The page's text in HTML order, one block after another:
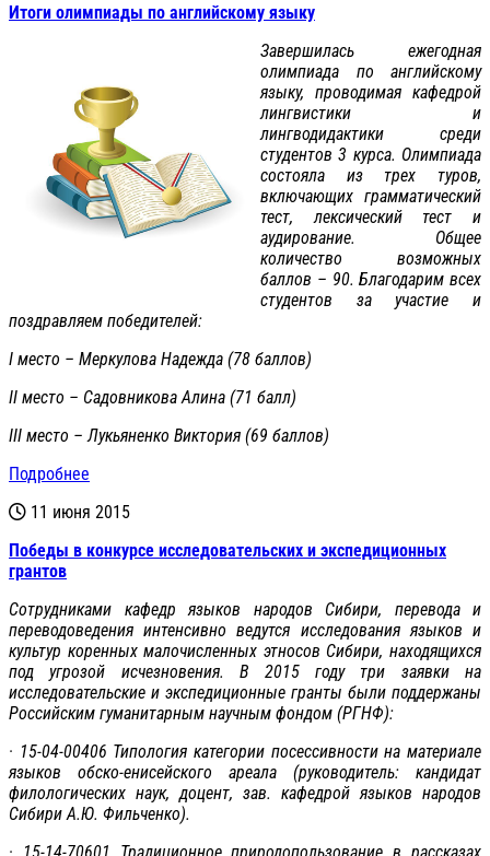
Итоги олимпиады по английскому языку
Завершилась ежегодная
олимпиада по английскому
языку, проводимая кафедрой
лингвистики и
лингводидактики среди
студентов 3 курса. Олимпиада
состояла из трех туров,
включающих грамматический
тест, лексический тест и
аудирование. Общее
количество возможных
баллов – 90. Благодарим всех
студентов за участие и
поздравляем победителей:
I место – Меркулова Надежда (78 баллов)
II место – Садовникова Алина (71 балл)
III место – Лукьяненко Виктория (69 баллов)
Подробнее
11 июня 2015
Победы в конкурсе исследовательских и экспедиционных
грантов
Сотрудниками кафедр языков народов Сибири, перевода и
переводоведения интенсивно ведутся исследования языков и
культур коренных малочисленных этносов Сибири, находящихся
под угрозой исчезновения. В 2015 году три заявки на
исследовательские и экспедиционные гранты были поддержаны
Российским гуманитарным научным фондом (РГНФ):
· 15-04-00406 Типология категории посессивности на материале
языков обско-енисейского ареала (руководитель: кандидат
филологических наук, доцент, зав. кафедрой языков народов
Сибири А.Ю. Фильченко).
· 15-14-70601 Традиционное природопользование в рассказах